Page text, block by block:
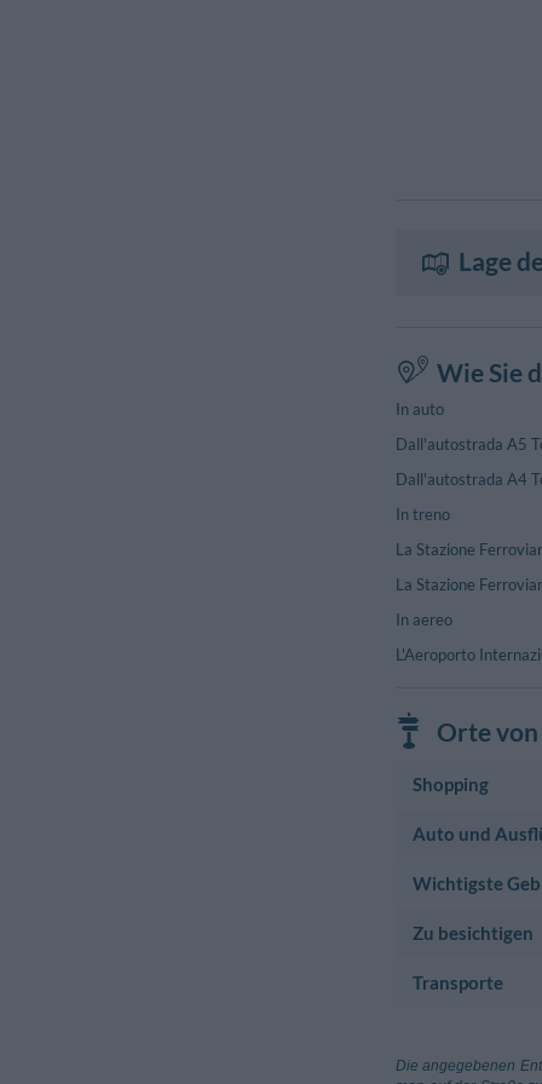
Lage
Wie Sie
In auto
Dall'autostrada A5
Dall'autostrada A4
In treno
La Stazione
La Stazione
In aereo
L'Aeroporto
Orte
Shopping
Einkaufszentrum
Volpiano
Auto und
Tankstelle
Wichtigste
Rathaus
Piazza Vittorio
Zu besichtigen
Historisches
Transporte
Aeroporto
Die angegebenen